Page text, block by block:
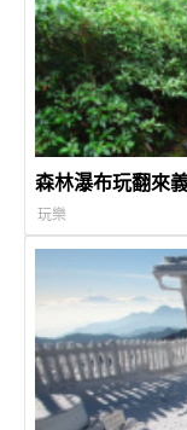
森林瀑布玩翻來
玩樂